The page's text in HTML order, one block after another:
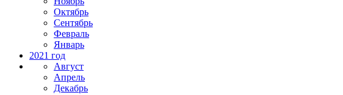
Октябрь
Сентябрь
Февраль
Январь
2021 год
Август
Апрель
Декабрь